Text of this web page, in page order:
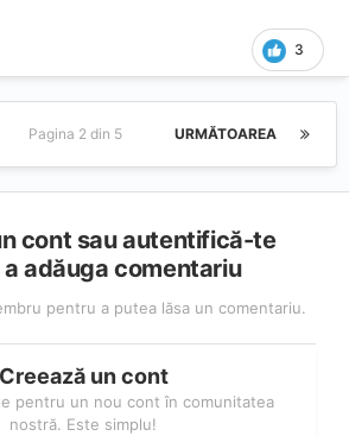
3
URMĂTOAREA
Pagina 2 din 5
cont sau autentifică-te
adăuga comentariu
pentru a putea lăsa un comentariu.
Creează un cont
pentru un nou cont în comunitatea
nostră. Este simplu!